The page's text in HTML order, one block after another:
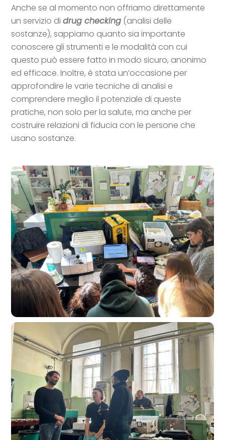
Anche se al momento non offriamo direttamente
un servizio didrug checking (analisi delle
sostanze), sappiamo quanto sia importante
conoscere gli strumenti e le modalità con cui
questo può essere fatto in modo sicuro, anonimo
ed efficace. Inoltre, è stata un’occasione per
approfondire le varie tecniche di analisi e
comprendere meglio il potenziale di queste
pratiche, non solo per la salute, ma anche per
costruire relazioni di fiducia con le persone che
usano sostanze.